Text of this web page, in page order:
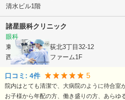
清水ビル1階
諸星眼科クリニック
眼科
東京都杉並区西荻北3丁目32-12
西荻クリニックファーム1F
口コミ: 4件 5
院内はとても清潔で、大病院のように待合室
お子様から年配の方、働き盛りの方、あらゆ